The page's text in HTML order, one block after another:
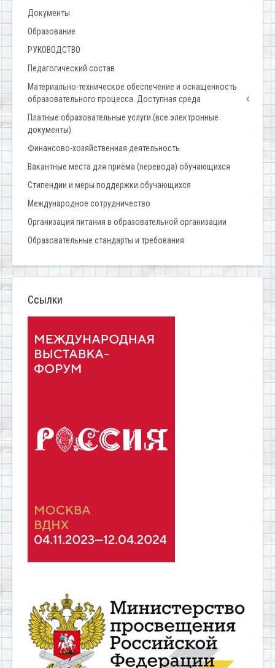
Документы
Образование
РУКОВОДСТВО
Педагогический состав
Материально-техническое обеспечение и оснащенность
образовательного процесса. Доступная среда
Платные образовательные услуги (все электронные
документы)
Финансово-хозяйственная деятельность
Вакантные места для приёма (перевода) обучающихся
Стипендии и меры поддержки обучающихся
Международное сотрудничество
Организация питания в образовательной организации
Образовательные стандарты и требования
Ссылки